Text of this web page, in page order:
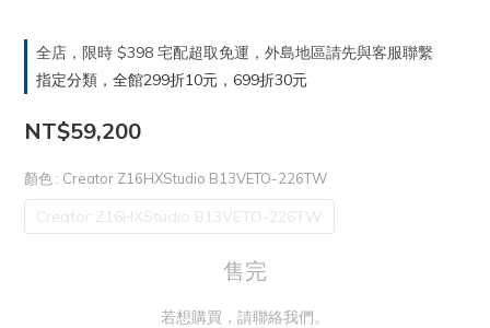
全店，限時 $398 宅配超取免運，外島地區請先與客服聯繫
指定分類，全館299折10元，699折30元
NT$59,200
顏色 : Creator Z16HXStudio B13VETO-226TW
Creator Z16HXStudio B13VETO-226TW
售完
若想購買，請聯絡我們。